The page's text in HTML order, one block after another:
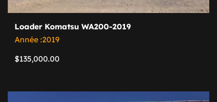
Loader Komatsu WA200-2019
Année :2019
$135,000.00